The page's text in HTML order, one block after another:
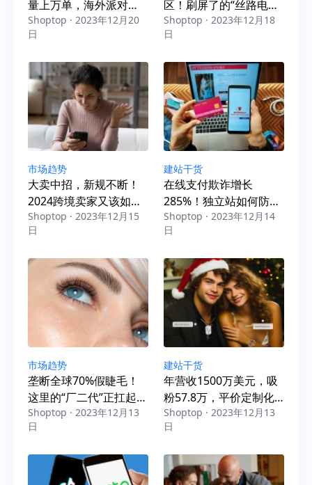
量上万单，海外派对用
品“势头”正热
Shoptop · 2023年12月20
日
区！刷屏了的“丝路电
商”，对跨境卖家到底有
什么好处？
Shoptop · 2023年12月18
日
市场趋势
大卖中招，新规不断！
2024跨境卖家又该如何
发展？
Shoptop · 2023年12月15
日
建站干货
在线支付欺诈增长
285%！独立站如何防范
欺诈订单？
Shoptop · 2023年12月14
日
市场趋势
垄断全球70%假睫毛！
这里的“厂二代”正扛起出
海大旗
Shoptop · 2023年12月13
日
建站干货
年营收1500万美元，吸
粉57.8万，平价定制化
饰品热销全球150+国
Shoptop · 2023年12月13
日